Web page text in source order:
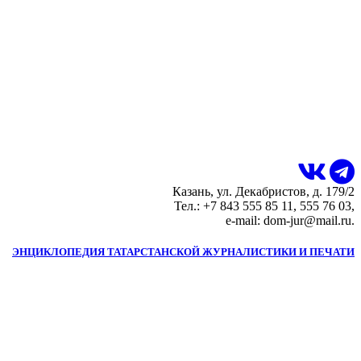
Казань, ул. Декабристов, д. 179/2
Тел.: +7 843 555 85 11, 555 76 03,
e-mail: dom-jur@mail.ru.
ЭНЦИКЛОПЕДИЯ ТАТАРСТАНСКОЙ ЖУРНАЛИСТИКИ И ПЕЧАТИ